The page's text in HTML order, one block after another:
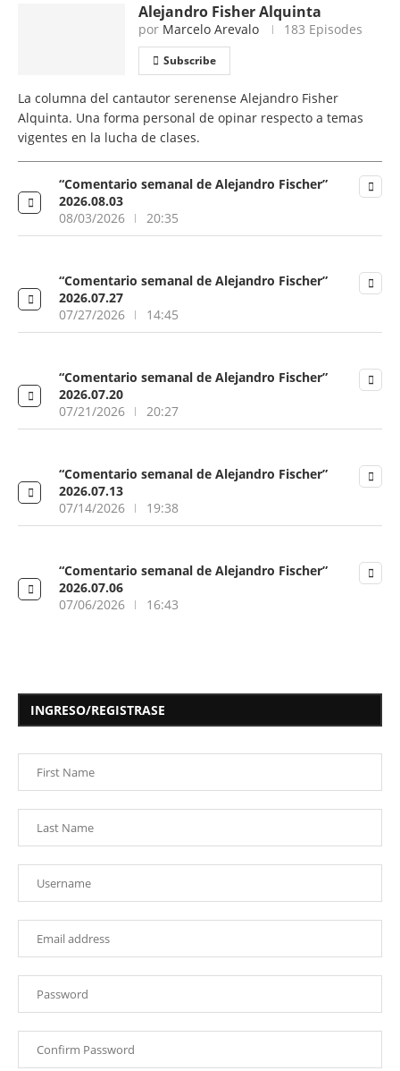
Alejandro Fisher Alquinta
por Marcelo Arevalo 183 Episodes
Subscribe
La columna del cantautor serenense Alejandro Fisher
Alquinta. Una forma personal de opinar respecto a temas
vigentes en la lucha de clases.
“Comentario semanal de Alejandro Fischer”
2026.08.03
08/03/2026
20:35
“Comentario semanal de Alejandro Fischer”
2026.07.27
07/27/2026
14:45
“Comentario semanal de Alejandro Fischer”
2026.07.20
07/21/2026
20:27
“Comentario semanal de Alejandro Fischer”
2026.07.13
07/14/2026
19:38
“Comentario semanal de Alejandro Fischer”
2026.07.06
07/06/2026
16:43
INGRESO/REGISTRASE